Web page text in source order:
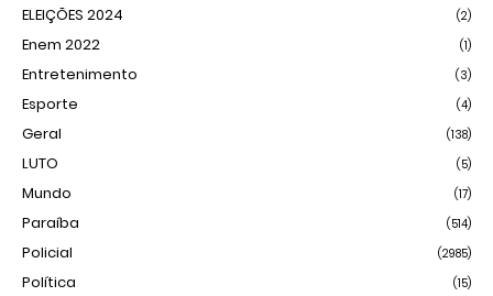
ELEIÇÕES 2024 (2)
Enem 2022 (1)
Entretenimento (3)
Esporte (4)
Geral (138)
LUTO (5)
Mundo (17)
Paraíba (514)
Policial (2985)
Política (15)